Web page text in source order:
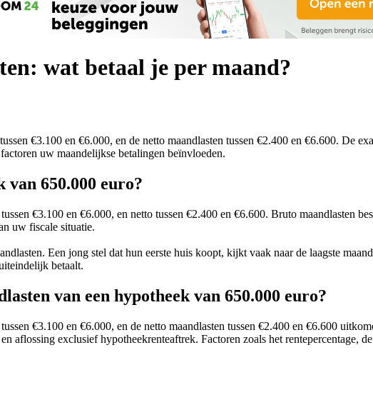
wat betaal je per maand?
€3.100 en €6.000, en de netto maandlasten tussen €2.400 en €6.600. De
uw maandelijkse betalingen beïnvloeden.
650.000 euro?
€3.100 en €6.000, en netto tussen €2.400 en €6.600. Bruto maandlasten
uw fiscale situatie.
Een jong stel dat hun eerste huis koopt, kijkt vaak naar de laagste
betaalt.
van een hypotheek van 650.000 euro?
€3.100 en €6.000, en de netto maandlasten tussen €2.400 en €6.600
aflossing exclusief hypotheekrenteaftrek. Factoren zoals het rentepercentage,